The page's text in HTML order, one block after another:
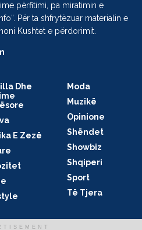
përfitimi, pa miratimin e
“. Për ta shfrytëzuar materialin e
Kushtet e përdorimit.
Dhe
E Zezë
Moda
Muzikë
Opinione
Shëndet
Showbiz
Shqiperi
Sport
Të Tjera